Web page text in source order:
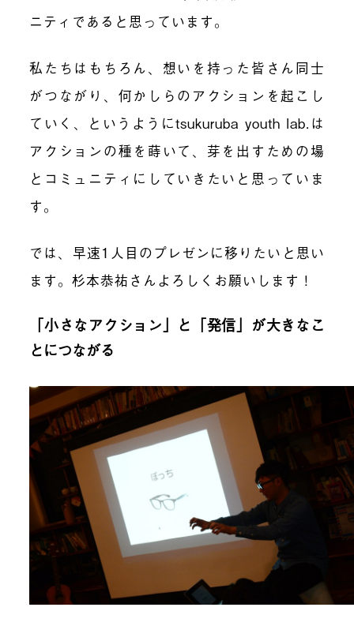
ニティであると思っています。
私たちはもちろん、想いを持った皆さん同士
がつながり、何かしらのアクションを起こし
ていく、というようにtsukuruba youth lab. は
アクションの種を蒔いて、芽を出すための場
とコミュニティにしていきたいと思っていま
す。
では、早速1 人目のプレゼンに移りたいと思い
ます。杉本恭祐さんよろしくお願いします！
「小さなアクション」と「発信」が大きなこ
とにつながる